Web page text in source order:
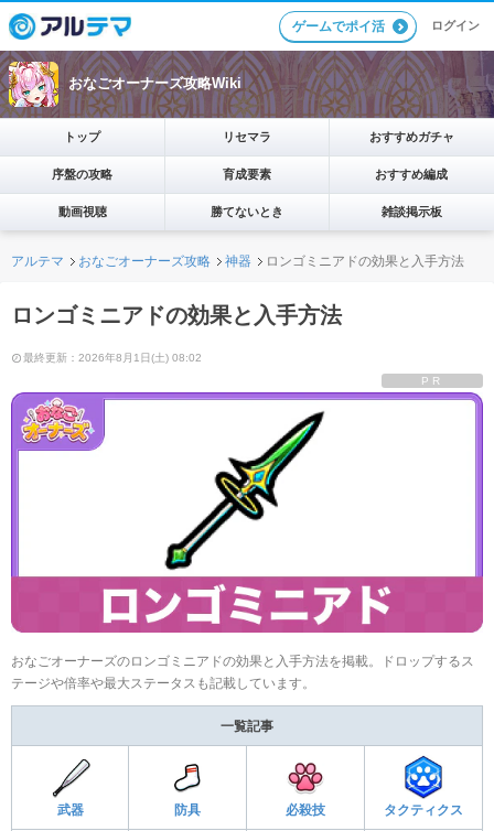
ゲームでポイ活 ログイン
おなごオーナーズ攻略Wiki
トップ リセマラ おすすめガチャ
序盤の攻略 育成要素 おすすめ編成
動画視聴 勝てないとき 雑談掲示板
アルテマ おなごオーナーズ攻略 神器 ロンゴミニアドの効果と入手方法
ロンゴミニアドの効果と入手方法
最終更新：2026年8月1日(土) 08:02
PR
おなごオーナーズのロンゴミニアドの効果と入手方法を掲載。ドロップするス
テージや倍率や最大ステータスも記載しています。
一覧記事
武器 防具 必殺技 タクティクス